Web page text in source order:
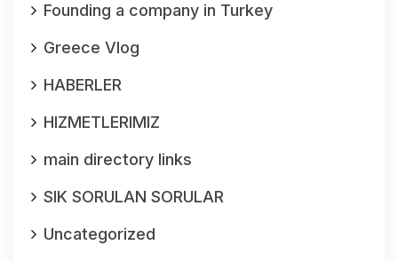
Founding a company in Turkey
Greece Vlog
HABERLER
HIZMETLERIMIZ
main directory links
SIK SORULAN SORULAR
Uncategorized